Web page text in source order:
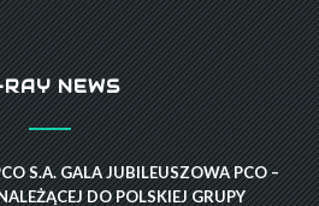
NEWS
S.A. GALA JUBILEUSZOWA PCO –
DO POLSKIEJ GRUPY